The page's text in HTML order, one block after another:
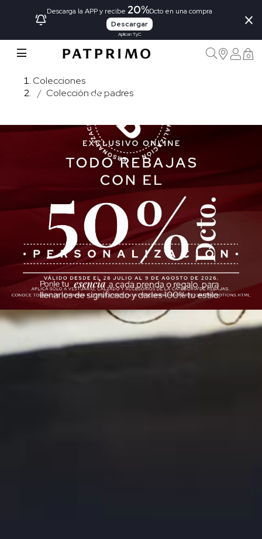
Descarga la APP y recibe 20%Dcto en una compra
Descargar
Aplican TyC
×
0
Colecciones
Colección de padres